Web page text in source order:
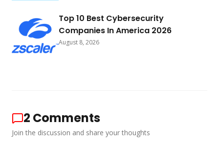
Top 10 Best Cybersecurity
Companies In America 2026
August 8, 2026
2 Comments
Join the discussion and share your thoughts